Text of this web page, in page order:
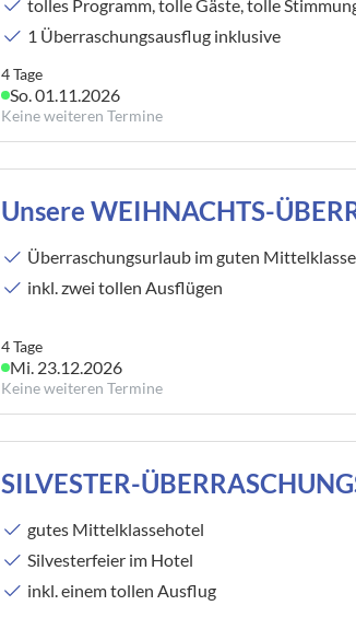
tolles Programm, tolle Gäste, tolle
1 Überraschungsausflug inklusive
4 Tage
So. 01.11.2026
Keine weiteren Termine
Unsere WEIHNACHTS-
Überraschungsurlaub im guten
inkl. zwei tollen Ausflügen
4 Tage
Mi. 23.12.2026
Keine weiteren Termine
SILVESTER-
gutes Mittelklassehotel
Silvesterfeier im Hotel
inkl. einem tollen Ausflug